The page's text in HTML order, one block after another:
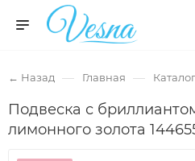
← Назад — Главная — Каталог
Подвеска с
лимонного золота